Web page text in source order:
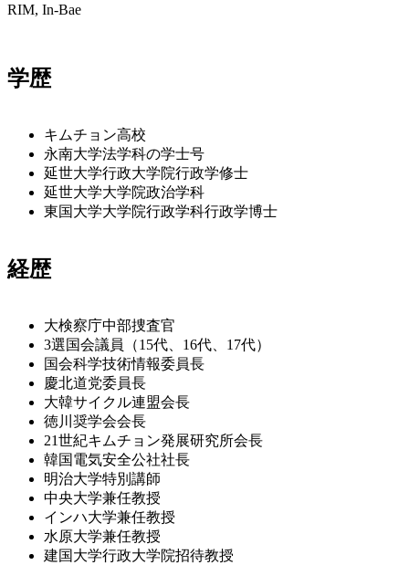
RIM, In-Bae
学歴
キムチョン高校
永南大学法学科の学士号
延世大学行政大学院行政学修士
延世大学大学院政治学科
東国大学大学院行政学科行政学博士
経歴
大検察庁中部捜査官
3選国会議員（15代、16代、17代）
国会科学技術情報委員長
慶北道党委員長
大韓サイクル連盟会長
徳川奨学会会長
21世紀キムチョン発展研究所会長
韓国電気安全公社社長
明治大学特別講師
中央大学兼任教授
インハ大学兼任教授
水原大学兼任教授
建国大学行政大学院招待教授